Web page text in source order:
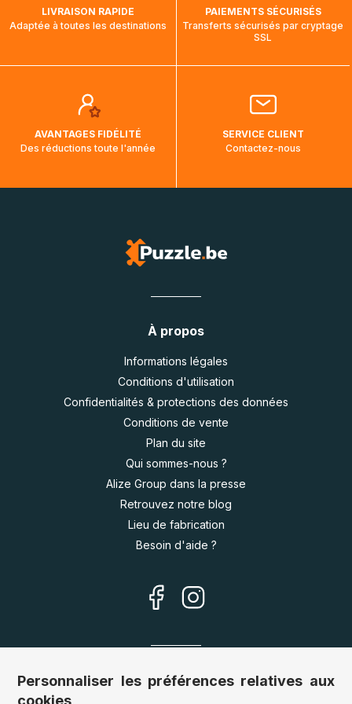
LIVRAISON RAPIDE
Adaptée à toutes les destinations
PAIEMENTS SÉCURISÉS
Transferts sécurisés par cryptage
SSL
AVANTAGES FIDÉLITÉ
Des réductions toute l'année
SERVICE CLIENT
Contactez-nous
À propos
Informations légales
Conditions d'utilisation
Confidentialités & protections des données
Conditions de vente
Plan du site
Qui sommes-nous ?
Alize Group dans la presse
Retrouvez notre blog
Lieu de fabrication
Besoin d'aide ?
Nos sites
Personnaliser les préférences relatives aux
cookies